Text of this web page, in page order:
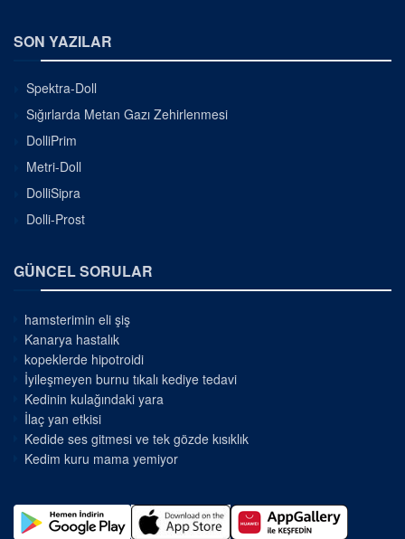
SON YAZILAR
Spektra-Doll
Sığırlarda Metan Gazı Zehirlenmesi
DolliPrim
Metri-Doll
DolliSipra
Dolli-Prost
GÜNCEL SORULAR
hamsterimin eli şiş
Kanarya hastalık
kopeklerde hipotroidi
İyileşmeyen burnu tıkalı kediye tedavi
Kedinin kulağındaki yara
İlaç yan etkisi
Kedide ses gitmesi ve tek gözde kısıklık
Kedim kuru mama yemiyor